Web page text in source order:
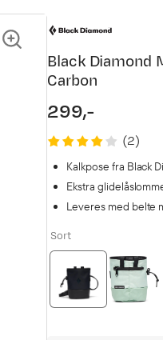
Black Diamond
Carbon
price
299,-
(2)
Kalkpose fra Black
Ekstra
Leveres med belte
Sort